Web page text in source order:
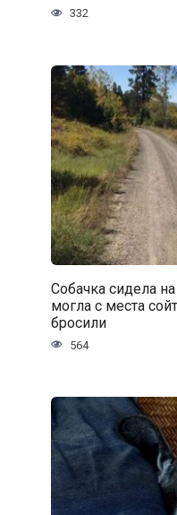
332
Собачка сидела
могла с места
бросили
564